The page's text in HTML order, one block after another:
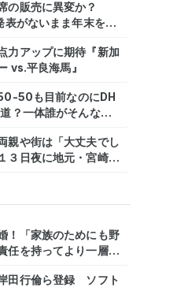
の販売に異変か？
がないまま年末を迎
力アップに期待『新加
vs.平良海馬』
50も目前なのにDH
？一体誰がそんな事
田親興】【高橋慶
】【プロ野球】
親や街は「大丈夫でし
日夜に地元・宮崎県
！「家族のためにも野
任を持ってより一層頑
田行倫ら登録 ソフト